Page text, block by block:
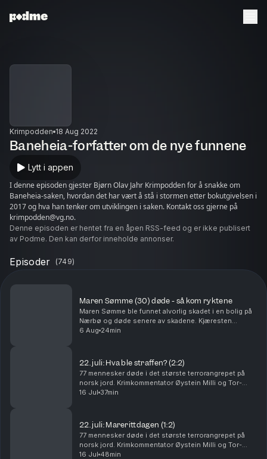
Krimpodden 18 Aug 2022
Baneheia-forfatter om de nye funnene
Lytt i appen
I denne episoden gjester Bjørn Olav Jahr Krimpodden for å snakke om
Baneheia-saken, hvordan det har vært å stå i stormen etter bokutgivelsen i
2017 og hva han tenker om utviklingen i saken. Kontakt oss gjerne på
krimpodden@vg.no.
Denne episoden er hentet fra en åpen RSS-feed og er ikke publisert
av Podme. Den kan derfor inneholde annonser.
Episoder (749)
Maren Sømme (30) døde - så kom ryktene
Maren Sømme ble funnet alvorlig skadet i en bolig på
Nærbø og døde senere av skadene. Kjæresten
hennes er siktet for drap, men nekter straffskyld. I
6 Aug 24min
22. juli: Hva ble straffen? (2:2)
77 mennesker døde i det største terrorangrepet på
norsk jord. Krimkommentator Øystein Milli og Tor-
Erling Thømt Ruud går gjennom etterspillet av 22. juli i
16 Jul 37min
22. juli: Marerittdagen (1:2)
77 mennesker døde i det største terrorangrepet på
norsk jord. Krimkommentator Øystein Milli og Tor-
Erling Thømt Ruud går gjennom terrorhandlingene den
16 Jul 48min